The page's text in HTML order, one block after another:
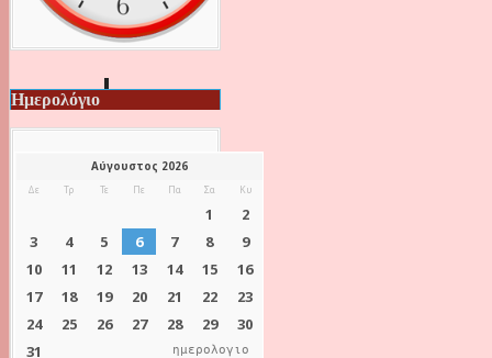
Ημερολόγιο
ημερολογιο